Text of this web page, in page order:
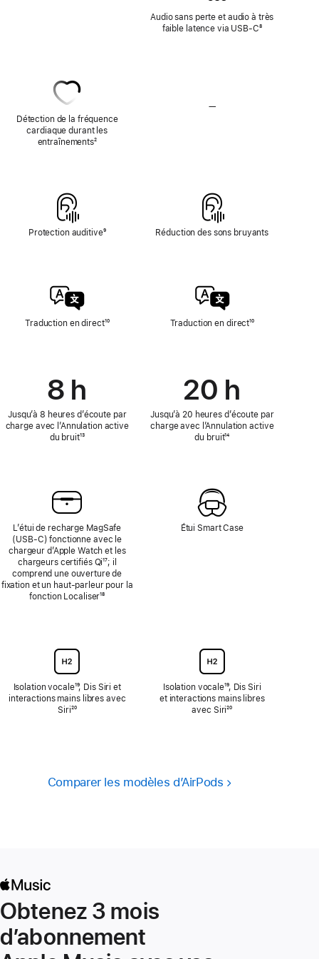
Détection de la fréquence
cardiaque durant les
entraînementsNote
²
Protection auditiveNote
⁹
Traduction en directNote
¹⁰
8 h
Jusqu’à 8 heures d’écoute par
charge avec l’Annulation active
du bruitNote
¹³
L’étui de recharge MagSafe
(USB‑C) fonctionne avec le
chargeur d’Apple Watch et les
chargeurs certifiés QiNote
de
bas
de
¹⁷; il
comprend une ouverture de
fixation et un haut-parleur pour la
fonction LocaliserNote
¹⁸
Isolation vocaleNote
de
bas
¹⁹, Dis Siri et
interactions mains libres avec
SiriNote
²⁰
Audio sans perte et audio à très
faible latence via USB-CNote
⁸
—Pas
Réduction des sons bruyants
Traduction en directNote
¹⁰
20 h
Jusqu’à 20 heures d’écoute par
charge avec l’Annulation active
du bruitNote
¹⁴
Étui Smart Case
Isolation vocaleNote
de
bas
¹⁹, Dis Siri
et interactions mains libres
avec SiriNote
²⁰
Comparer les modèles d’AirPods
Obtenez 3 mois
d’abonnement